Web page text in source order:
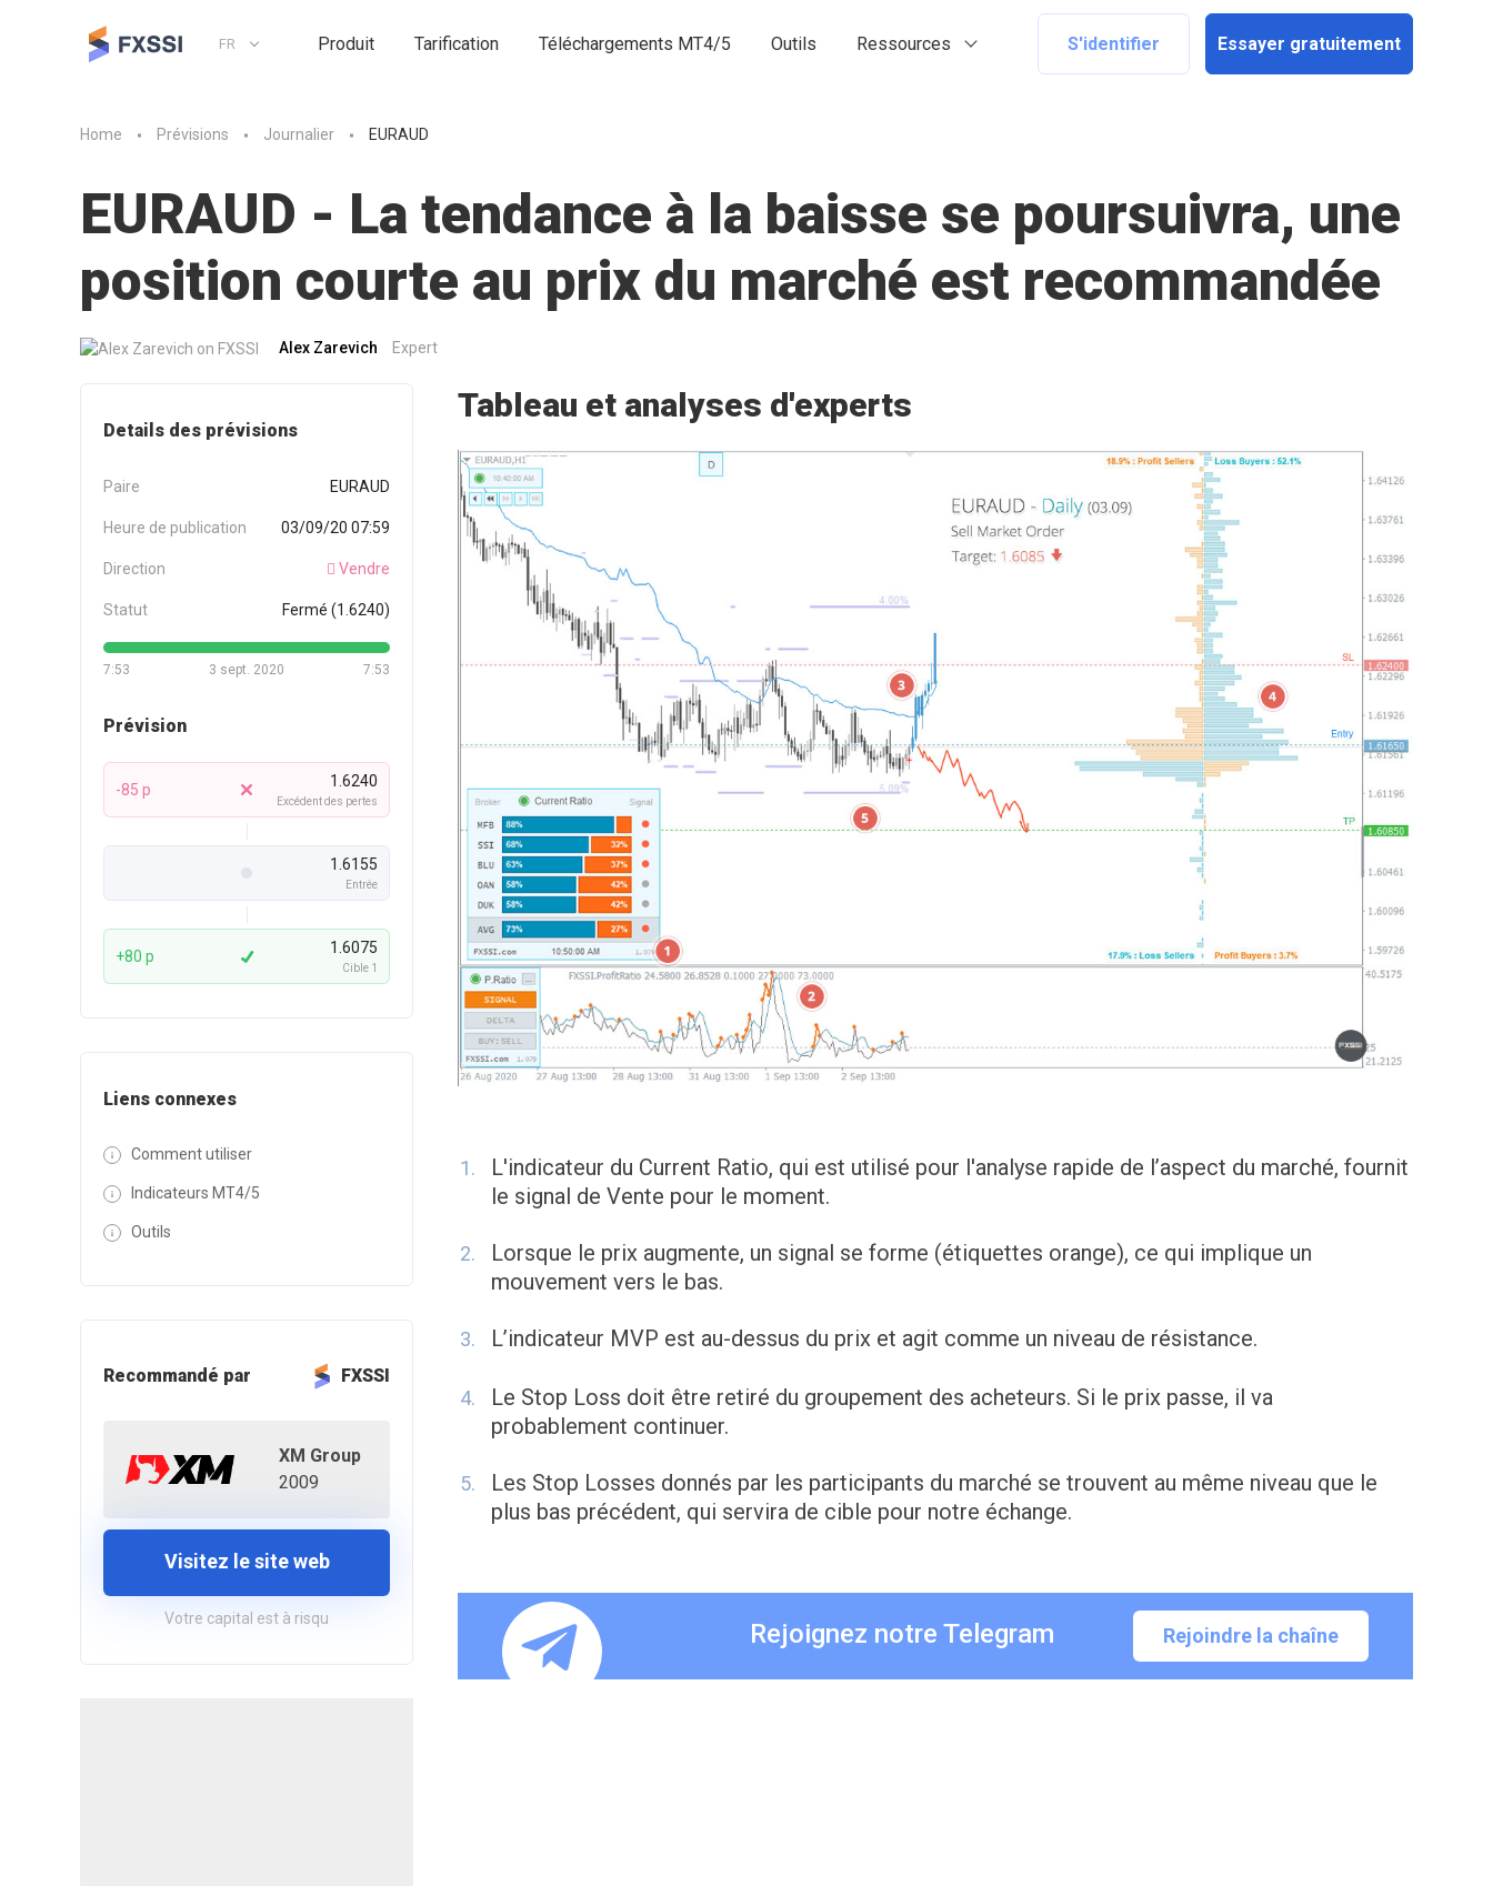
FR Produit Tarification Téléchargements MT4/5 Outils Ressources S'identifier Essayer gratuitement
Home Prévisions Journalier EURAUD
EURAUD - La tendance à la baisse se poursuivra, une
position courte au prix du marché est recommandée
Alex Zarevich Expert
Details des prévisions
Paire EURAUD
Heure de publication 03/09/20 07:59
Direction Vendre
Statut Fermé (1.6240)
7:53 7:53
3 sept. 2020
Prévision
-85 p 1.6240
Excédent des pertes
1.6155
Entrée
+80 p 1.6075
Cible 1
Liens connexes
Comment utiliser
Indicateurs MT4/5
Outils
Recommandé par FXSSI
XM Group
2009
Visitez le site web
Votre capital est à risqu
Tableau et analyses d'experts
L'indicateur du Current Ratio, qui est utilisé pour l'analyse rapide de l’aspect du marché, fournit
le signal de Vente pour le moment.
Lorsque le prix augmente, un signal se forme (étiquettes orange), ce qui implique un
mouvement vers le bas.
L’indicateur MVP est au-dessus du prix et agit comme un niveau de résistance.
Le Stop Loss doit être retiré du groupement des acheteurs. Si le prix passe, il va
probablement continuer.
Les Stop Losses donnés par les participants du marché se trouvent au même niveau que le
plus bas précédent, qui servira de cible pour notre échange.
Rejoignez notre Telegram Rejoindre la chaîne